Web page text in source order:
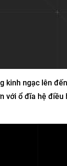
kinh ngạc lên đến
với ổ đĩa hệ điều